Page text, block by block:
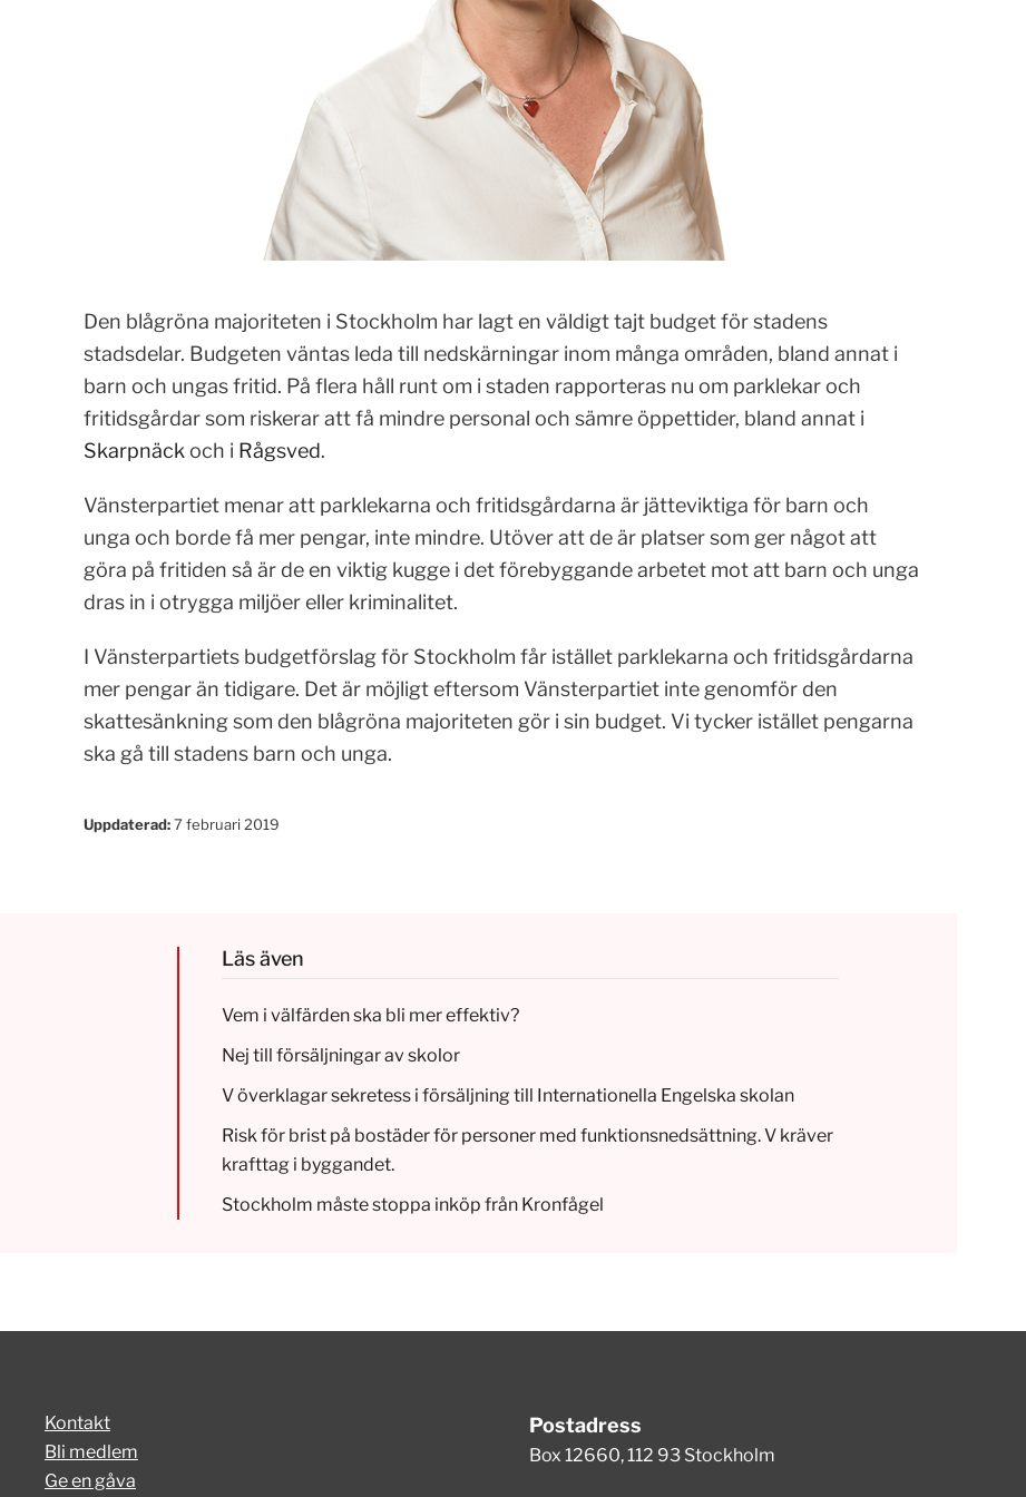
Den blågröna majoriteten i Stockholm har lagt en väldigt tajt budget för stadens
stadsdelar. Budgeten väntas leda till nedskärningar inom många områden, bland annat i
barn och ungas fritid. På flera håll runt om i staden rapporteras nu om parklekar och
fritidsgårdar som riskerar att få mindre personal och sämre öppettider, bland annat i
Skarpnäckoch i Rågsved.
Vänsterpartiet menar att parklekarna och fritidsgårdarna är jätteviktiga för barn och
unga och borde få mer pengar, inte mindre. Utöver att de är platser som ger något att
göra på fritiden så är de en viktig kugge i det förebyggande arbetet mot att barn och unga
dras in i otrygga miljöer eller kriminalitet.
I Vänsterpartiets budgetförslag för Stockholm får istället parklekarna och fritidsgårdarna
mer pengar än tidigare. Det är möjligt eftersom Vänsterpartiet inte genomför den
skattesänkning som den blågröna majoriteten gör i sin budget. Vi tycker istället pengarna
ska gå till stadens barn och unga.
Uppdaterad:7 februari 2019
Läs även
Vem i välfärden ska bli mer effektiv?
Nej till försäljningar av skolor
V överklagar sekretess i försäljning till Internationella Engelska skolan
Risk för brist på bostäder för personer med funktionsnedsättning. V kräver
krafttag i byggandet.
Stockholm måste stoppa inköp från Kronfågel
Kontakt
Bli medlem
Ge en gåva
Postadress
Box 12660, 112 93 Stockholm